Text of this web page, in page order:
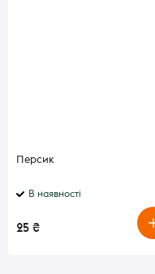
Персик
В наявності
25 ₴